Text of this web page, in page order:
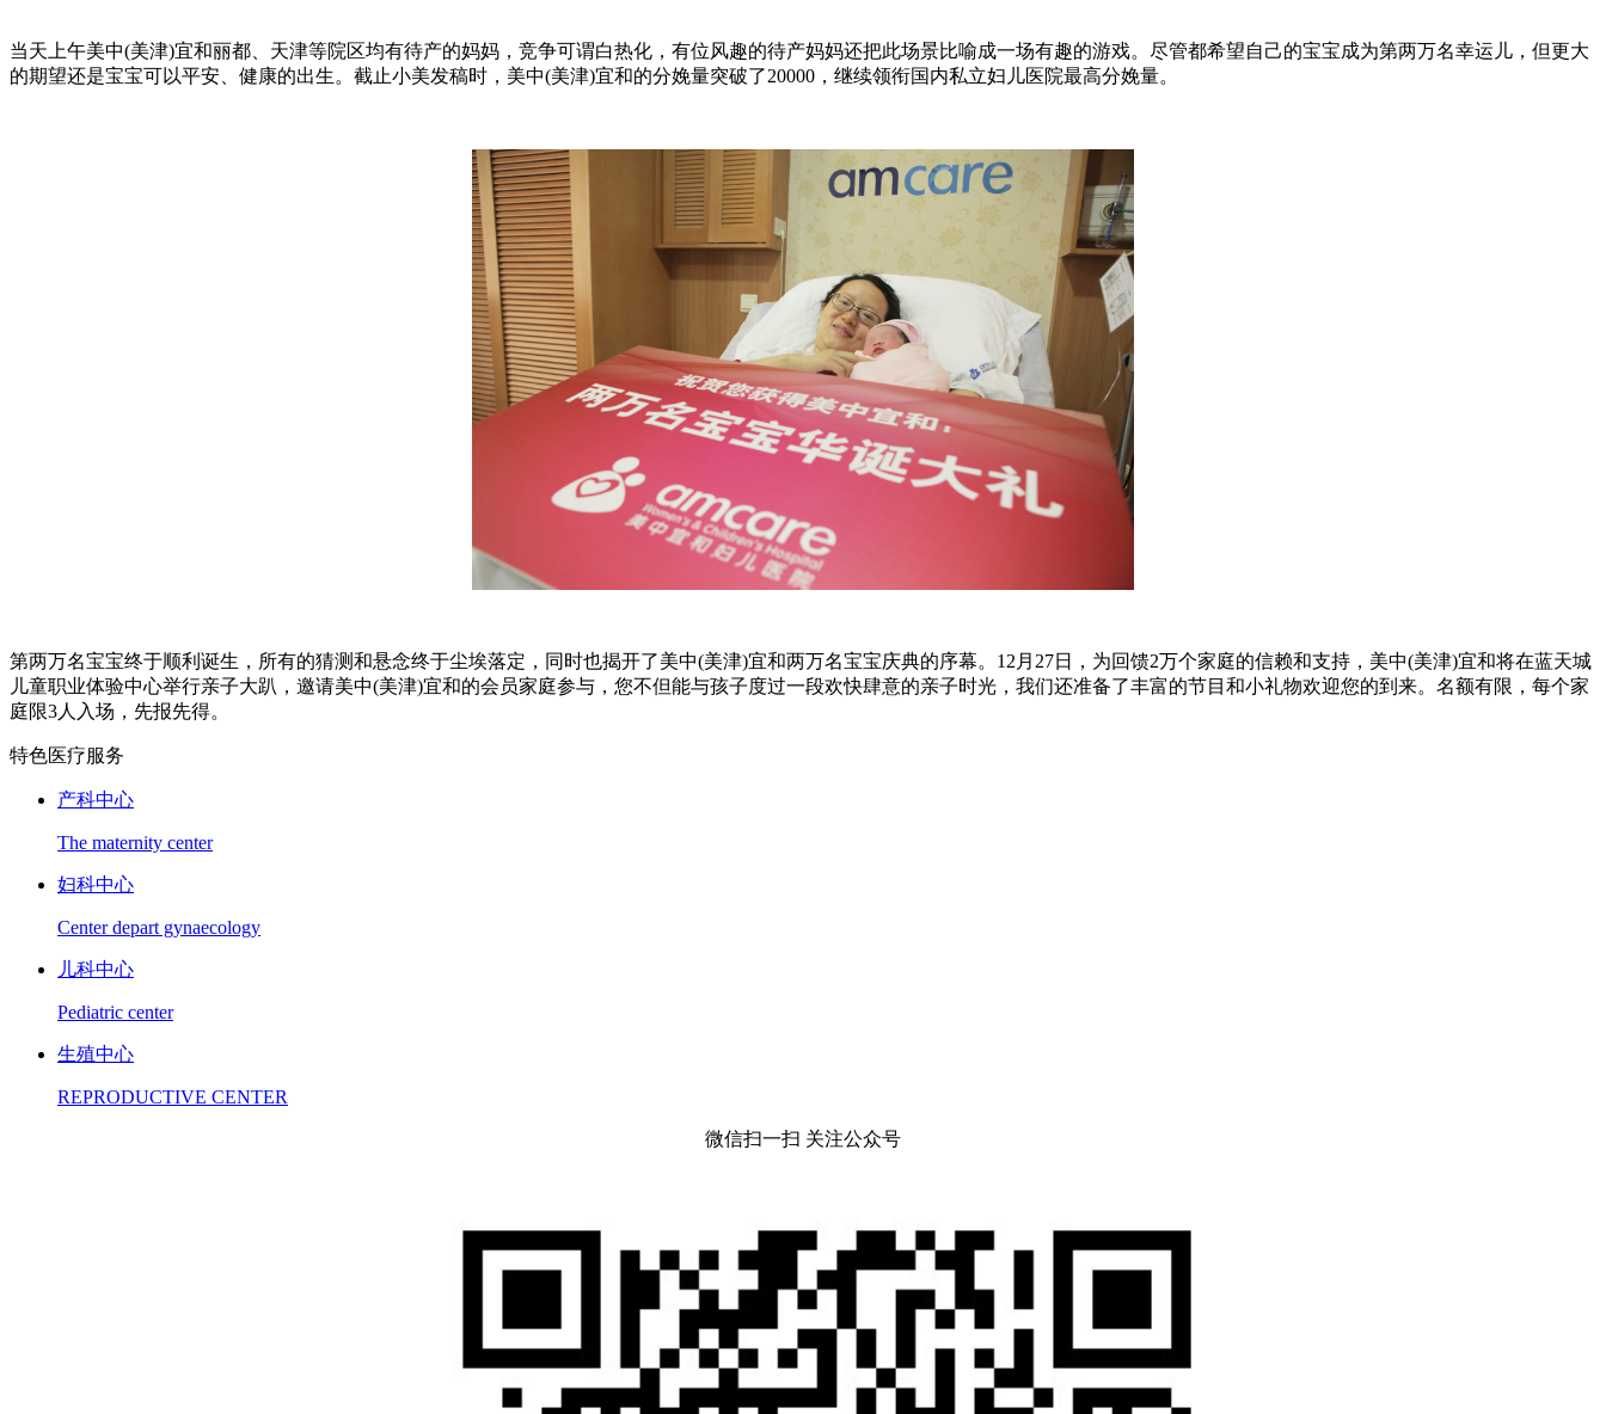
当天上午美中(美津)宜和丽都、天津等院区均有待产的妈妈，竞争可谓白热化，有位风趣的待产妈妈还把此场景比喻成一场有趣的游戏。尽管都希望自己的宝宝成为第两万名幸运儿，但更大
的期望还是宝宝可以平安、健康的出生。截止小美发稿时，美中(美津)宜和的分娩量突破了20000，继续领衔国内私立妇儿医院最高分娩量。
第两万名宝宝终于顺利诞生，所有的猜测和悬念终于尘埃落定，同时也揭开了美中(美津)宜和两万名宝宝庆典的序幕。12月27日，为回馈2万个家庭的信赖和支持，美中(美津)宜和将在蓝天城
儿童职业体验中心举行亲子大趴，邀请美中(美津)宜和的会员家庭参与，您不但能与孩子度过一段欢快肆意的亲子时光，我们还准备了丰富的节目和小礼物欢迎您的到来。名额有限，每个家
庭限3人入场，先报先得。
特色医疗服务
产科中心
The maternity center
妇科中心
Center depart gynaecology
儿科中心
Pediatric center
生殖中心
REPRODUCTIVE CENTER
微信扫一扫 关注公众号